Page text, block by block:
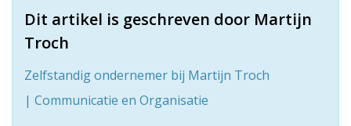
Dit artikel is geschreven door Martijn
Troch
Zelfstandig ondernemer bij Martijn Troch
| Communicatie en Organisatie